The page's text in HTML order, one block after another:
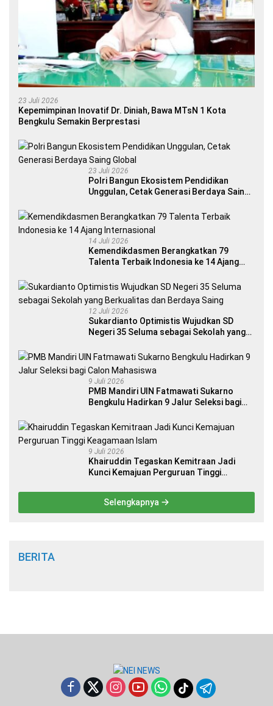
23 Juli 2026
Kepemimpinan Inovatif Dr. Diniah, Bawa MTsN 1 Kota
Bengkulu Semakin Berprestasi
23 Juli 2026
Polri Bangun Ekosistem Pendidikan
Unggulan, Cetak Generasi Berdaya Saing
14 Juli 2026
Kemendikdasmen Berangkatkan 79
Talenta Terbaik Indonesia ke 14 Ajang
12 Juli 2026
Sukardianto Optimistis Wujudkan SD
Negeri 35 Seluma sebagai Sekolah yang
9 Juli 2026
PMB Mandiri UIN Fatmawati Sukarno
Bengkulu Hadirkan 9 Jalur Seleksi bagi
9 Juli 2026
Khairuddin Tegaskan Kemitraan Jadi
Kunci Kemajuan Perguruan Tinggi
Selengkapnya
BERITA